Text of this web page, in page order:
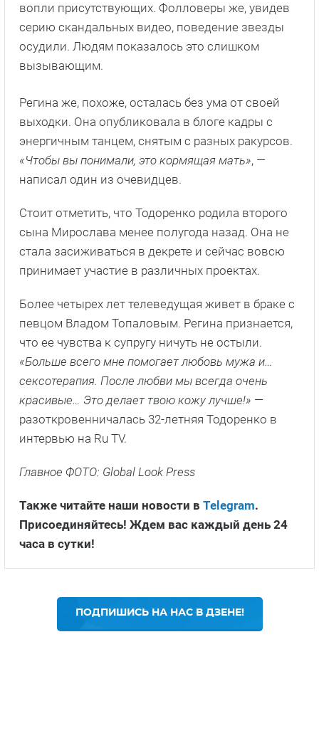
вопли присутствующих. Фолловеры же, увидев
серию скандальных видео, поведение звезды
осудили. Людям показалось это слишком
вызывающим.
Регина же, похоже, осталась без ума от своей
выходки. Она опубликовала в блоге кадры с
энергичным танцем, снятым с разных ракурсов.
«Чтобы вы понимали, это кормящая мать», —
написал один из очевидцев.
Стоит отметить, что Тодоренко родила второго
сына Мирослава менее полугода назад. Она не
стала засиживаться в декрете и сейчас вовсю
принимает участие в различных проектах.
Более четырех лет телеведущая живет в браке с
певцом Владом Топаловым. Регина признается,
что ее чувства к супругу ничуть не остыли.
«Больше всего мне помогает любовь мужа и…
сексотерапия. После любви мы всегда очень
красивые… Это делает твою кожу лучше!» —
разоткровенничалась 32-летняя Тодоренко в
интервью на Ru TV.
Главное ФОТО: Global Look Press
Также читайте наши новости в Telegram.
Присоединяйтесь! Ждем вас каждый день 24
часа в сутки!
ПОДПИШИСЬ НА НАС В ДЗЕНЕ!